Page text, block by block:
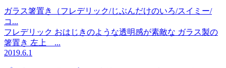
ガラス箸置き（フレデリック/じぶんだけのいろ/スイミー/
コ...
フレデリック おはじきのような透明感が素敵な ガラス製の
箸置き 左上 ...
2019.6.1